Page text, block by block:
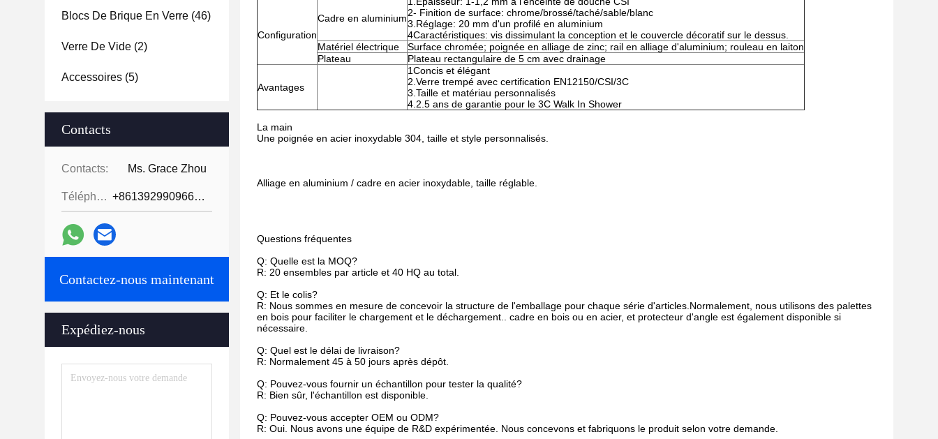
Blocs De Brique En Verre (46)
Verre De Vide (2)
Accessoires (5)
Contacts
Contacts: Ms. Grace Zhou
Téléphone: +8613929909663--13690711186
Contactez-nous maintenant
Expédiez-nous
Configuration
Cadre en aluminium2- Finition de surface: chrome/brossé/taché/sable/blanc
3.Réglage: 20 mm d'un profilé en aluminium
4Caractéristiques: vis dissimulant la conception et le couvercle décoratif sur le dessus.
Matériel électrique
Surface chromée; poignée en alliage de zinc; rail en alliage d'aluminium; rouleau en laiton
Plateau
Plateau rectangulaire de 5 cm avec drainage
Avantages
1Concis et élégant
2.Verre trempé avec certification EN12150/CSI/3C
3.Taille et matériau personnalisés
4.2.5 ans de garantie pour le 3C Walk In Shower
La main
Une poignée en acier inoxydable 304, taille et style personnalisés.
Alliage en aluminium / cadre en acier inoxydable, taille réglable.
Questions fréquentes
Q: Quelle est la MOQ?
R: 20 ensembles par article et 40 HQ au total.
Q: Et le colis?
R: Nous sommes en mesure de concevoir la structure de l'emballage pour chaque série d'articles.Normalement, nous utilisons des palettes
en bois pour faciliter le chargement et le déchargement.. cadre en bois ou en acier, et protecteur d'angle est également disponible si
nécessaire.
Q: Quel est le délai de livraison?
R: Normalement 45 à 50 jours après dépôt.
Q: Pouvez-vous fournir un échantillon pour tester la qualité?
R: Bien sûr, l'échantillon est disponible.
Q: Pouvez-vous accepter OEM ou ODM?
R: Oui. Nous avons une équipe de R&D expérimentée. Nous concevons et fabriquons le produit selon votre demande.